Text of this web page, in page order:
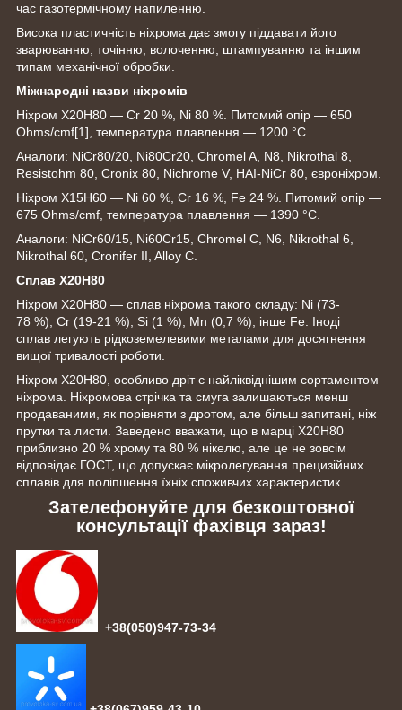
час газотермічному напиленню.
Висока пластичність ніхрома дає змогу піддавати його
зварюванню, точінню, волоченню, штампуванню та іншим
типам механічної обробки.
Міжнародні назви ніхромів
Ніхром Х20Н80 — Cr 20 %, Ni 80 %. Питомий опір — 650
Ohms/cmf[1], температура плавлення — 1200 °C.
Аналоги: NiCr80/20, Ni80Cr20, Chromel A, N8, Nikrothal 8,
Resistohm 80, Cronix 80, Nichrome V, HAI-NiCr 80, євроніхром.
Ніхром Х15Н60 — Ni 60 %, Cr 16 %, Fe 24 %. Питомий опір —
675 Ohms/cmf, температура плавлення — 1390 °C.
Аналоги: NiCr60/15, Ni60Cr15, Chromel C, N6, Nikrothal 6,
Nikrothal 60, Cronifer II, Alloy C.
Сплав Х20Н80
Ніхром Х20Н80 — сплав ніхрома такого складу: Ni (73-
78 %); Cr (19-21 %); Si (1 %); Mn (0,7 %); інше Fe. Іноді
сплав легують рідкоземелевими металами для досягнення
вищої тривалості роботи.
Ніхром Х20Н80, особливо дріт є найліквіднішим сортаментом
ніхрома. Ніхромова стрічка та смуга залишаються менш
продаваними, як порівняти з дротом, але більш запитані, ніж
прутки та листи. Заведено вважати, що в марці Х20Н80
приблизно 20 % хрому та 80 % нікелю, але це не зовсім
відповідає ГОСТ, що допускає мікролегування прецизійних
сплавів для поліпшення їхніх споживчих характеристик.
Зателефонуйте для безкоштовної
консультації фахівця зараз!
+38(050)947-73-34